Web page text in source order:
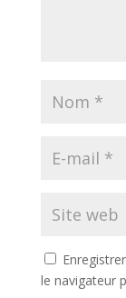
le navigateur